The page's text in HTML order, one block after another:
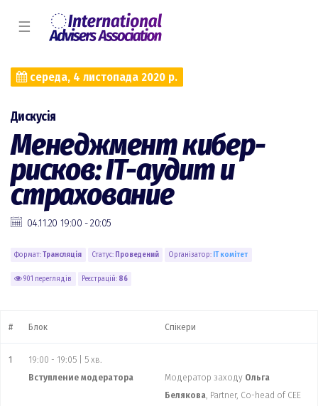
☰
середа, 4 листопада 2020 р.
Дискусія
Менеджмент кибер-
рисков: IT-аудит и
страхование
04.11.20 19:00 - 20:05
Формат:Трансляція Статус: Проведений Організатор: IT комiтет
901 переглядів Реєстрацій: 86
# Блок Спікери
1
19:00 - 19:05 | 5 хв.
Вступление модератора
Модератор заходу Ольга
Белякова, Partner, Co-head of CEE